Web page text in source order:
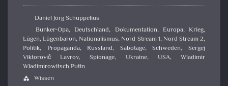
Daniel Jörg Schuppelius
Bunker-Opa,Deutschland, Dokumentation, Europa, Krieg,
Lügen,Lügenbaron,Nationalismus,Nord Stream 1,Nord Stream 2,
Politik, Propaganda,Russland, Sabotage,Schweden,Sergej
Viktorovič Lavrov,Spionage, Ukraine, USA,Wladimir
Wladimirowitsch Putin
category Wissen